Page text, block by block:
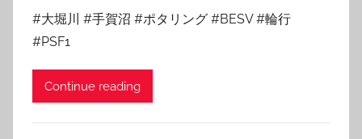
#大堀川 #手賀沼 #ポタリング #BESV #輪行
#PSF1
Continue reading